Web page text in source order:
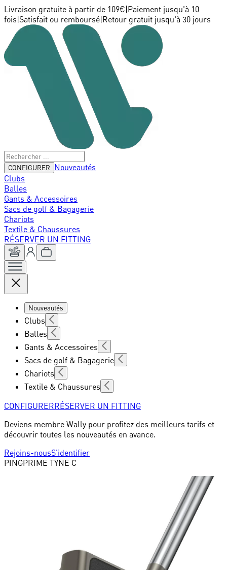
Livraison gratuite à partir de 109€ Paiement jusqu'à 10
fois Satisfait ou remboursé Retour gratuit jusqu'à 30 jours
CONFIGURER
Nouveautés
Clubs
Balles
Gants & Accessoires
Sacs de golf & Bagagerie
Chariots
Textile & Chaussures
RÉSERVER UN FITTING
Nouveautés
Clubs
Balles
Gants & Accessoires
Sacs de golf & Bagagerie
Chariots
Textile & Chaussures
CONFIGURERRÉSERVER UN FITTING
Deviens membre Wally pour profitez des meilleurs tarifs et
découvrir toutes les nouveautés en avance.
Rejoins-nousS'identifier
PINGPRIME TYNE C